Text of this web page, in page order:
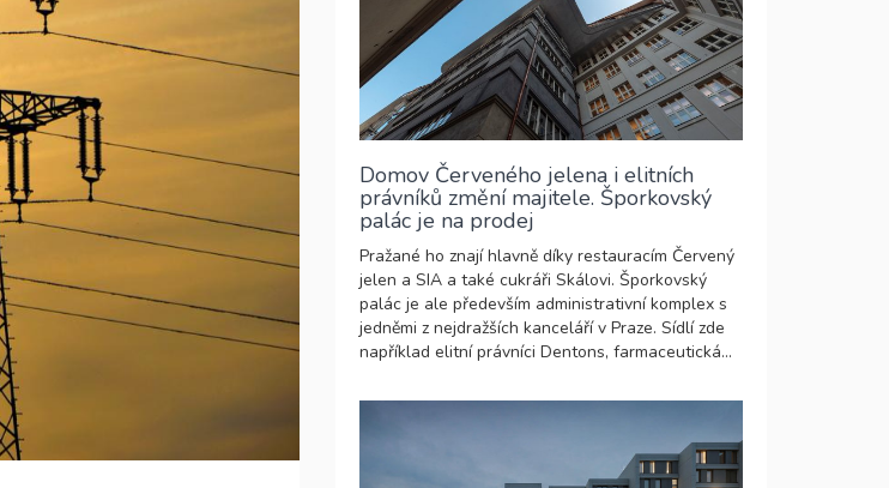
Domov Červeného jelena i elitních
právníků změní majitele. Šporkovský
palác je na prodej
Pražané ho znají hlavně díky restauracím Červený
jelen a SIA a také cukráři Skálovi. Šporkovský
palác je ale především administrativní komplex s
jedněmi z nejdražších kanceláří v Praze. Sídlí zde
například elitní právníci Dentons, farmaceutická...